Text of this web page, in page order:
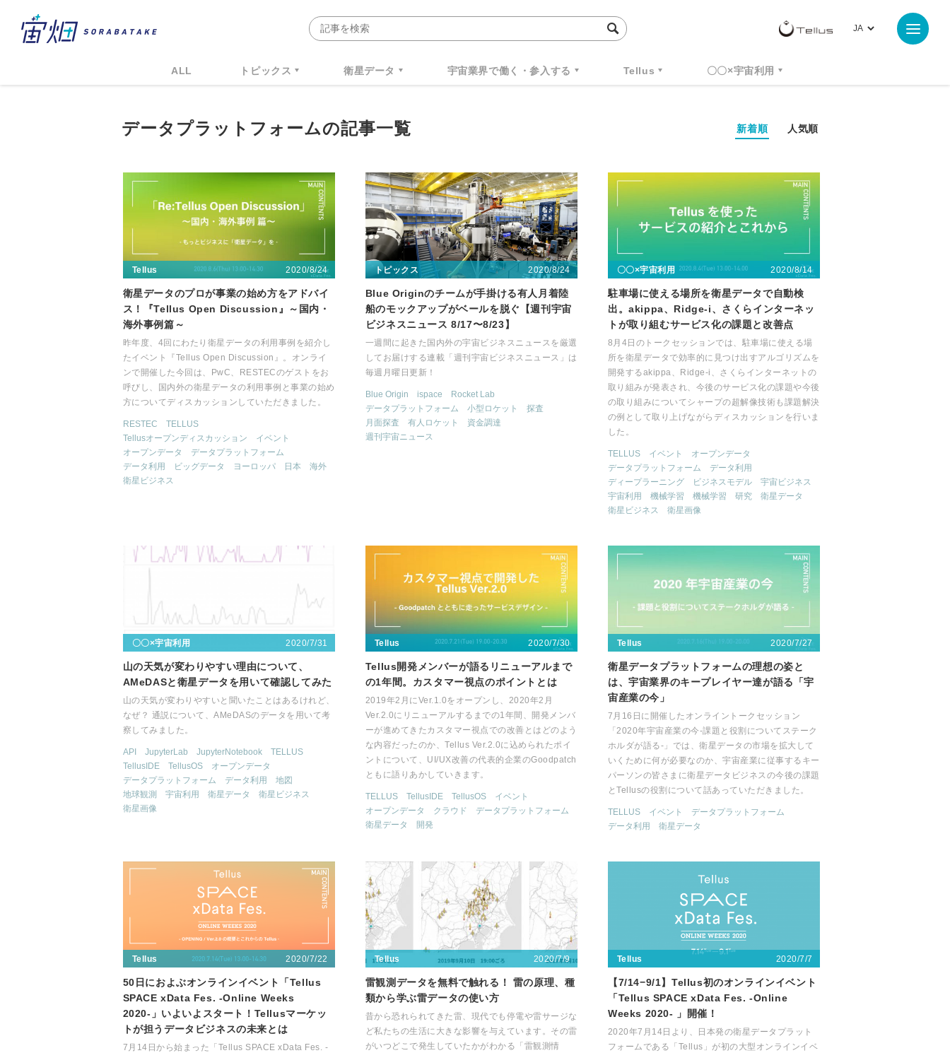
ALL トピックス 衛星データ 宇宙業界で働く・参入する Tellus 〇〇×宇宙利用
データプラットフォームの記事一覧 新着順 人気順
Tellus 2020/8/24
衛星データのプロが事業の始め方をアドバイ
ス！『Tellus Open Discussion』～国内・
海外事例篇～
昨年度、4回にわたり衛星データの利用事例を紹介し
たイベント『Tellus Open Discussion』。オンライ
ンで開催した今回は、PwC、RESTECのゲストをお
呼びし、国内外の衛星データの利用事例と事業の始め
方についてディスカッションしていただきました。
RESTEC
TELLUS
Tellusオープンディスカッション
イベント
オープンデータ
データプラットフォーム
データ利用
ビッグデータ ヨーロッパ 日本
海外
衛星ビジネス
トピックス 2020/8/24
Blue Originのチームが手掛ける有人月着陸
船のモックアップがベールを脱ぐ【週刊宇宙
ビジネスニュース 8/17〜8/23】
一週間に起きた国内外の宇宙ビジネスニュースを厳選
してお届けする連載「週刊宇宙ビジネスニュース」は
毎週月曜日更新！
Blue Origin ispace
Rocket Lab
データプラットフォーム
小型ロケット
探査
月面探査
有人ロケット
資金調達
週刊宇宙ニュース
〇〇×宇宙利用 2020/8/14
駐車場に使える場所を衛星データで自動検
出。akippa、Ridge-i、さくらインターネッ
トが取り組むサービス化の課題と改善点
8月4日のトークセッションでは、駐車場に使える場
所を衛星データで効率的に見つけ出すアルゴリズムを
開発するakippa、Ridge-i、さくらインターネットの
取り組みが発表され、今後のサービス化の課題や今後
の取り組みについてシャープの超解像技術も課題解決
の例として取り上げながらディスカッションを行いま
した。
TELLUS イベント
オープンデータ
データプラットフォーム
データ利用
ディープラーニング
ビジネスモデル
宇宙ビジネス
宇宙利用
機械学習 機械学習 研究
衛星データ
衛星ビジネス
衛星画像
〇〇×宇宙利用 2020/7/31
山の天気が変わりやすい理由について、
AMeDASと衛星データを用いて確認してみた
山の天気が変わりやすいと聞いたことはあるけれど、
なぜ？ 通説について、AMeDASのデータを用いて考
察してみました。
API JupyterLab JupyterNotebook
TELLUS
TellusIDE
TellusOS
オープンデータ
データプラットフォーム
データ利用
地図
地球観測
宇宙利用 衛星データ
衛星ビジネス
衛星画像
Tellus 2020/7/30
Tellus開発メンバーが語るリニューアルまで
の1年間。カスタマー視点のポイントとは
2019年2月にVer.1.0をオープンし、2020年2月
Ver.2.0にリニューアルするまでの1年間、開発メンバ
ーが進めてきたカスタマー視点での改善とはどのよう
な内容だったのか、Tellus Ver.2.0に込められたポイ
ントについて、UI/UX改善の代表的企業のGoodpatch
ともに語りあかしていきます。
TELLUS TellusIDE TellusOS
イベント
オープンデータ
クラウド
データプラットフォーム
衛星データ
開発
Tellus 2020/7/27
衛星データプラットフォームの理想の姿と
は、宇宙業界のキープレイヤー達が語る「宇
宙産業の今」
7月16日に開催したオンライントークセッション
「2020年宇宙産業の今-課題と役割についてステーク
ホルダが語る-」では、衛星データの市場を拡大して
いくために何が必要なのか、宇宙産業に従事するキー
パーソンの皆さまに衛星データビジネスの今後の課題
とTellusの役割について話あっていただきました。
TELLUS イベント
データプラットフォーム
データ利用
衛星データ
Tellus 2020/7/22
50日におよぶオンラインイベント「Tellus
SPACE xData Fes. -Online Weeks
2020-」いよいよスタート！Tellusマーケッ
トが担うデータビジネスの未来とは
7月14日から始まった「Tellus SPACE xData Fes. -
Tellus 2020/7/9
雷観測データを無料で触れる！ 雷の原理、種
類から学ぶ雷データの使い方
昔から恐れられてきた雷、現代でも停電や雷サージな
ど私たちの生活に大きな影響を与えています。その雷
がいつどこで発生していたかがわかる「雷観測情
Tellus 2020/7/7
【7/14−9/1】Tellus初のオンラインイベント
「Tellus SPACE xData Fes. -Online
Weeks 2020- 」開催！
2020年7月14日より、日本発の衛星データプラット
フォームである「Tellus」が初の大型オンラインイベ